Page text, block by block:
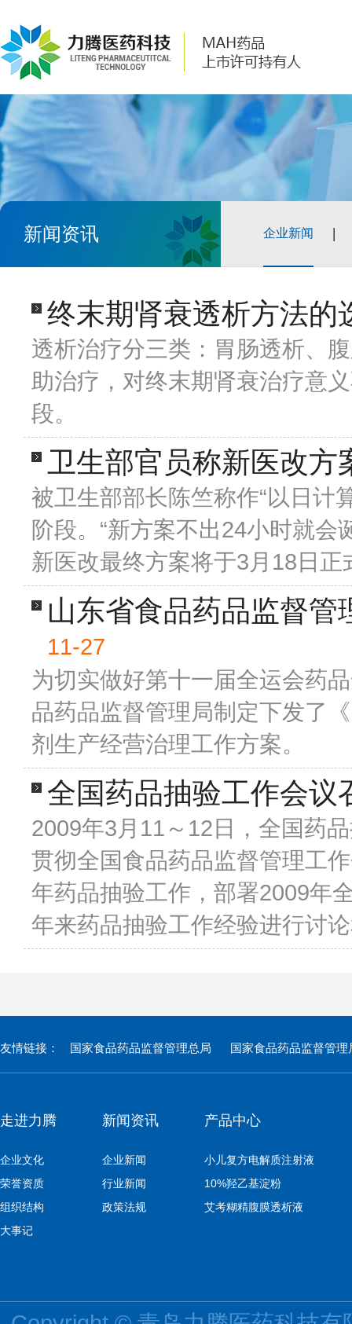
新闻资讯 企业新闻
终末期肾衰透析方法的
透析治疗分三类：胃肠透析、
助治疗，对终末期肾衰治疗意
段。
卫生部官员称新医改
被卫生部部长陈竺称作“以日计
阶段。“新方案不出24小时就
新医改最终方案将于3月18日
山东省食品药品监督
11-27
为切实做好第十一届全运会药
品药品监督管理局制定下发了
剂生产经营治理工作方案。
全国药品抽验工作会议
2009年3月11～12日，全国药
贯彻全国食品药品监督管理工
年药品抽验工作，部署2009年
年来药品抽验工作经验进行讨
友情链接： 国家食品药品监督管理总局 国家食品药品监督管
走进力腾
企业文化
荣誉资质
组织结构
大事记
新闻资讯
企业新闻
行业新闻
政策法规
产品中心
小儿复方电解质注射液
10%羟乙基淀粉
艾考糊精腹膜透析液